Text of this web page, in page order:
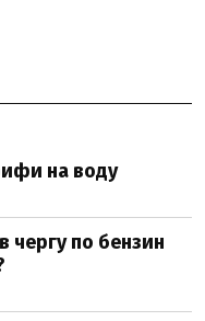
на воду
чергу по бензин